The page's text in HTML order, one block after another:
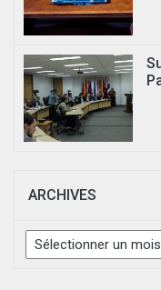
ARCHIVES
Archives